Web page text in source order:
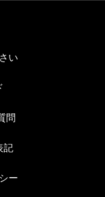
い
問
記
ー